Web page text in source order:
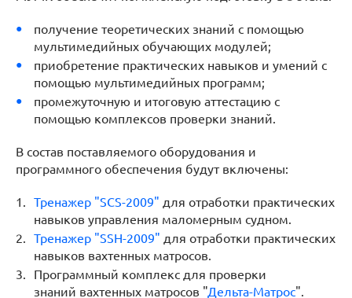
получение теоретических знаний с помощью
мультимедийных обучающих модулей;
приобретение практических навыков и умений с
помощью мультимедийных программ;
промежуточную и итоговую аттестацию с
помощью комплексов проверки знаний.
В состав поставляемого оборудования и
программного обеспечения будут включены:
Тренажер "SCS-2009" для отработки практических
навыков управления маломерным судном.
Тренажер "SSH-2009" для отработки практических
навыков вахтенных матросов.
Программный комплекс для проверки
знаний вахтенных матросов "Дельта-Матрос".